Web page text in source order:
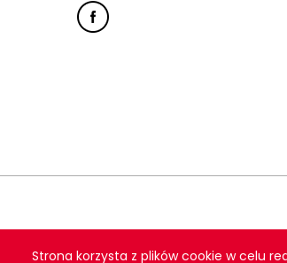
Strona korzysta z plików cookie w celu